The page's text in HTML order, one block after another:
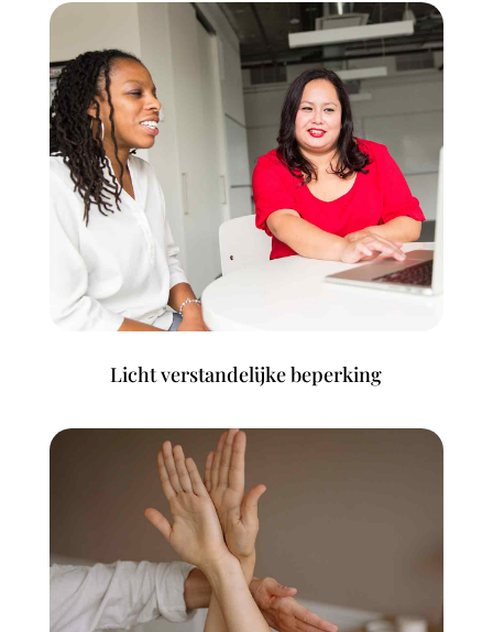
Licht verstandelijke beperking